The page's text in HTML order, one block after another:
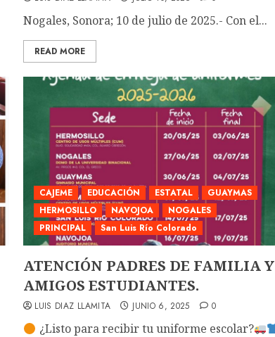
Nogales, Sonora; 10 de julio de 2025.- Con el...
READ MORE
CAJEME EDUCACIÓN ESTATAL
GUAYMAS
HERMOSILLO
NAVOJOA
NOGALES
PRINCIPAL
San Luis Río Colorado
ATENCIÓN PADRES DE FAMILIA Y
AMIGOS ESTUDIANTES.
LUIS DIAZ LLAMITA JUNIO 6, 2025 0
¿Listo para recibir tu uniforme escolar?